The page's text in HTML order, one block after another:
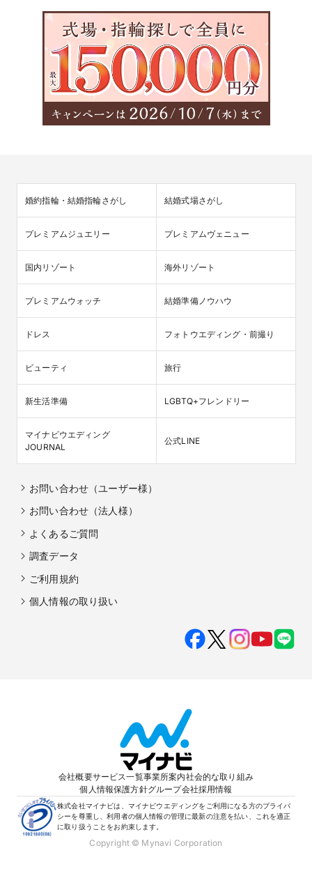
婚約指輪・結婚指輪さがし 結婚式場さがし
プレミアムジュエリー プレミアムヴェニュー
国内リゾート 海外リゾート
プレミアムウォッチ 結婚準備ノウハウ
ドレス フォトウエディング・前撮り
ビューティ 旅行
新生活準備 LGBTQ+フレンドリー
マイナビウエディング
JOURNAL
公式LINE
お問い合わせ（ユーザー様）
お問い合わせ（法人様）
よくあるご質問
調査データ
ご利用規約
個人情報の取り扱い
会社概要サービス一覧事業所案内社会的な取り組み
個人情報保護方針グループ会社採用情報
株式会社マイナビは、マイナビウエディングをご利用になる方のプライバ
シーを尊重し、利用者の個人情報の管理に最新の注意を払い、これを適正
に取り扱うことをお約束します。
Copyright © Mynavi Corporation